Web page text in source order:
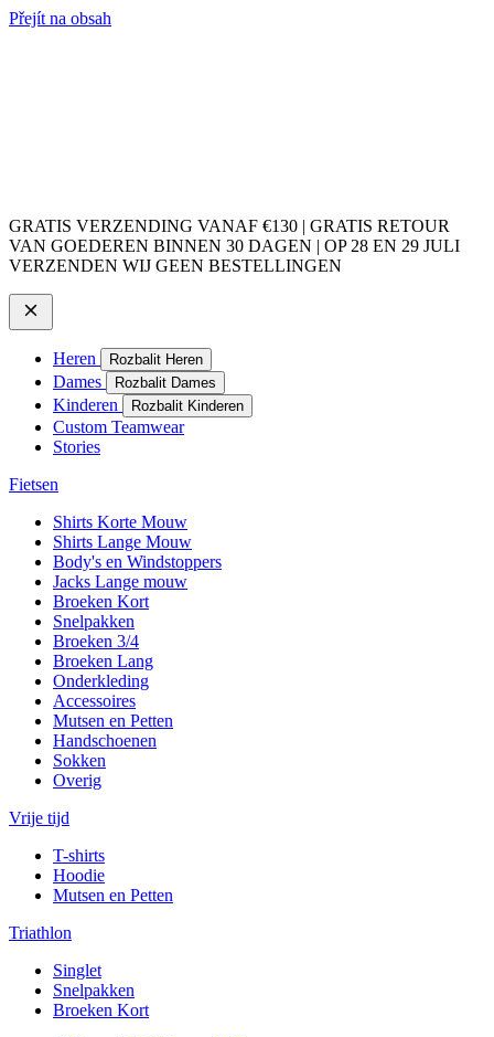
Přejít na obsah
GRATIS VERZENDING VANAF €130 | GRATIS RETOUR
VAN GOEDEREN BINNEN 30 DAGEN | OP 28 EN 29 JULI
VERZENDEN WIJ GEEN BESTELLINGEN
Heren Rozbalit Heren
Dames Rozbalit Dames
Kinderen Rozbalit Kinderen
Custom Teamwear
Stories
Fietsen
Shirts Korte Mouw
Shirts Lange Mouw
Body's en Windstoppers
Jacks Lange mouw
Broeken Kort
Snelpakken
Broeken 3/4
Broeken Lang
Onderkleding
Accessoires
Mutsen en Petten
Handschoenen
Sokken
Overig
Vrije tijd
T-shirts
Hoodie
Mutsen en Petten
Triathlon
Singlet
Snelpakken
Broeken Kort